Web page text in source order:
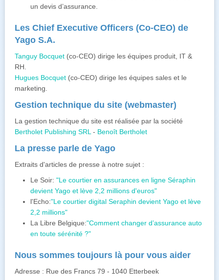
un devis d’assurance.
Les Chief Executive Officers (Co-CEO) de
Yago S.A.
Tanguy Bocquet (co-CEO) dirige les équipes produit, IT &
RH.
Hugues Bocquet (co-CEO) dirige les équipes sales et le
marketing.
Gestion technique du site (webmaster)
La gestion technique du site est réalisée par la société
Bertholet Publishing SRL - Benoît Bertholet
La presse parle de Yago
Extraits d'articles de presse à notre sujet :
Le Soir: "Le courtier en assurances en ligne Séraphin
devient Yago et lève 2,2 millions d'euros"
l'Echo:"Le courtier digital Seraphin devient Yago et lève
2,2 millions"
La Libre Belgique:"Comment changer d’assurance auto
en toute sérénité ?"
Nous sommes toujours là pour vous aider
Adresse : Rue des Francs 79 - 1040 Etterbeek